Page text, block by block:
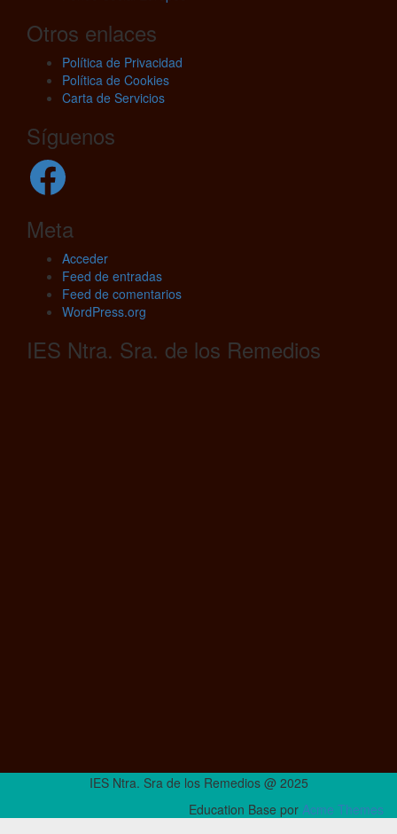
Otros enlaces
Política de Privacidad
Política de Cookies
Carta de Servicios
Síguenos
Facebook
Meta
Acceder
Feed de entradas
Feed de comentarios
WordPress.org
IES Ntra. Sra. de los Remedios
IES Ntra. Sra de los Remedios @ 2025
Education Base por Acme Themes